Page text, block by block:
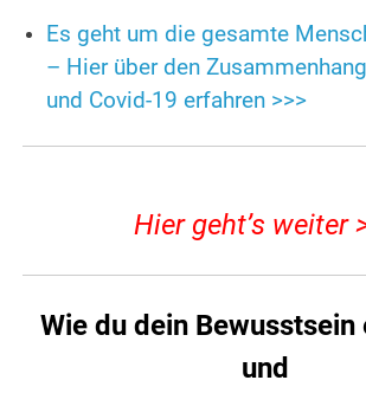
Es geht um die gesamte
– Hier über den
und Covid-19 erfahren >>>
Hier geht’s weiter
Wie du dein
und